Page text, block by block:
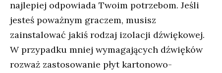
najlepiej odpowiada Twoim potrzebom. Jeśli
jesteś poważnym graczem, musisz
zainstalować jakiś rodzaj izolacji dźwiękowej.
W przypadku mniej wymagających dźwięków
rozważ zastosowanie płyt kartonowo-